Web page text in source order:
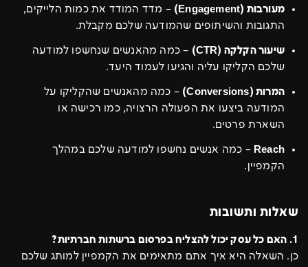
מעורבות (Engagement)
– מדד המודד את כמות הלייקים,
התגובות והשיתופים שהמודעה שלכם מקבלת.
שיעור הקלקה (CTR)
– כמה מהאנשים שנחשפו למודעה
שלכם הקליקו עליה והגיעו לעמוד היעד.
המרות (Conversions)
– כמה מהאנשים שהקליקו על
המודעה ביצעו את הפעולה הרצויה, כמו רכישה או
השארת פרטים.
Reach – כמה אנשים נחשפו למודעה שלכם במהלך
הקמפיין.
שאלות ותשובות
1. האם כל עסק יכול להצליח בפרסום ברשתות חברתיות?
כן. השאלה היא איך אתם מתאימים את הקמפיין למותג שלכם